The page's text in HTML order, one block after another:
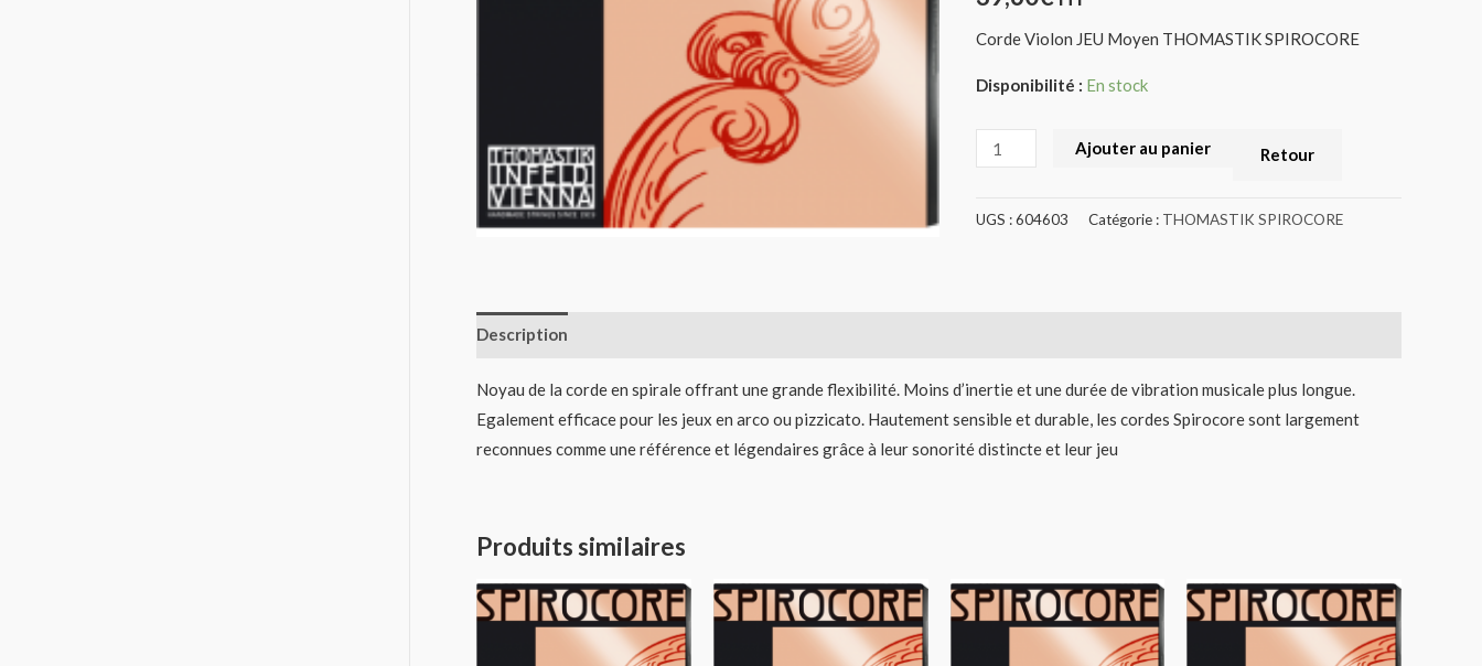
Corde Violon JEU Moyen THOMASTIK SPIROCORE
Disponibilité : En stock
Ajouter au panier Retour
UGS :604603 Catégorie : THOMASTIK SPIROCORE
Description
Noyau de la corde en spirale offrant une grande flexibilité. Moins d’inertie et une durée de vibration musicale plus longue.
Egalement efficace pour les jeux en arco ou pizzicato. Hautement sensible et durable, les cordes Spirocore sont largement
reconnues comme une référence et légendaires grâce à leur sonorité distincte et leur jeu
Produits similaires